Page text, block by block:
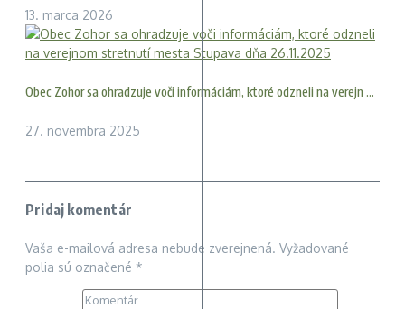
13. marca 2026
Obec Zohor sa ohradzuje voči informáciám, ktoré odzneli na verejn ...
27. novembra 2025
Pridaj komentár
Vaša e-mailová adresa nebude zverejnená. Vyžadované
polia sú označené *